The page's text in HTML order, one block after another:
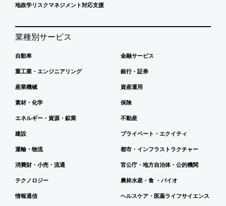
地政学リスクマネジメント対応支援
業種別サービス
自動車
重工業・エンジニアリング
産業機械
素材・化学
エネルギー・資源・鉱業
建設
運輸・物流
消費財・小売・流通
テクノロジー
情報通信
金融サービス
銀行・証券
資産運用
保険
不動産
プライベート・エクイティ
都市・インフラストラクチャー
官公庁・地方自治体・公的機関
農林水産・食 ・バイオ
ヘルスケア・医薬ライフサイエンス